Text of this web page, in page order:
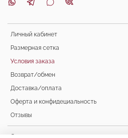
Личный кабинет
Размерная сетка
Условия заказа
Возврат/обмен
Доставка/оплата
Оферта и конфидециальность
Отзывы
Счастливая женщина